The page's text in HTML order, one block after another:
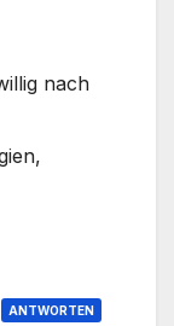
nach
ANTWORTEN